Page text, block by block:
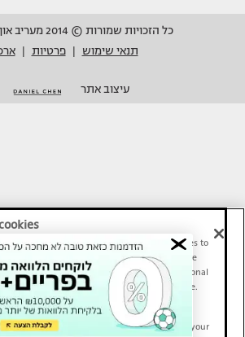
כל הזכויות שמורות © 2014 מעריב און ליין בע"מ.
תנאי שימוש
פרטיות
עיצוב אתר
TMI and Sport1 content online, we use cookies to
and to analyze our traffic. These tools are
for our website functionality. Others are optional
and Sport1 activity and your online experience.
cookies?
information about your use of our site and your